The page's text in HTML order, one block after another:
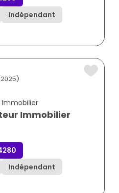
Indépendant
Immobilier
Immobilier
Indépendant